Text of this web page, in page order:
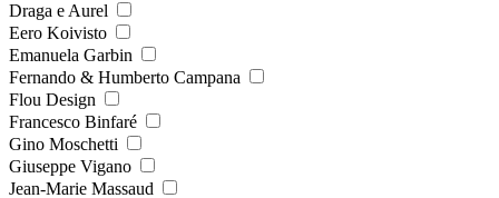
Draga e Aurel
Eero Koivisto
Emanuela Garbin
Fernando & Humberto Campana
Flou Design
Francesco Binfaré
Gino Moschetti
Giuseppe Vigano
Jean-Marie Massaud